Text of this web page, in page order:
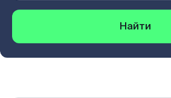
Найти